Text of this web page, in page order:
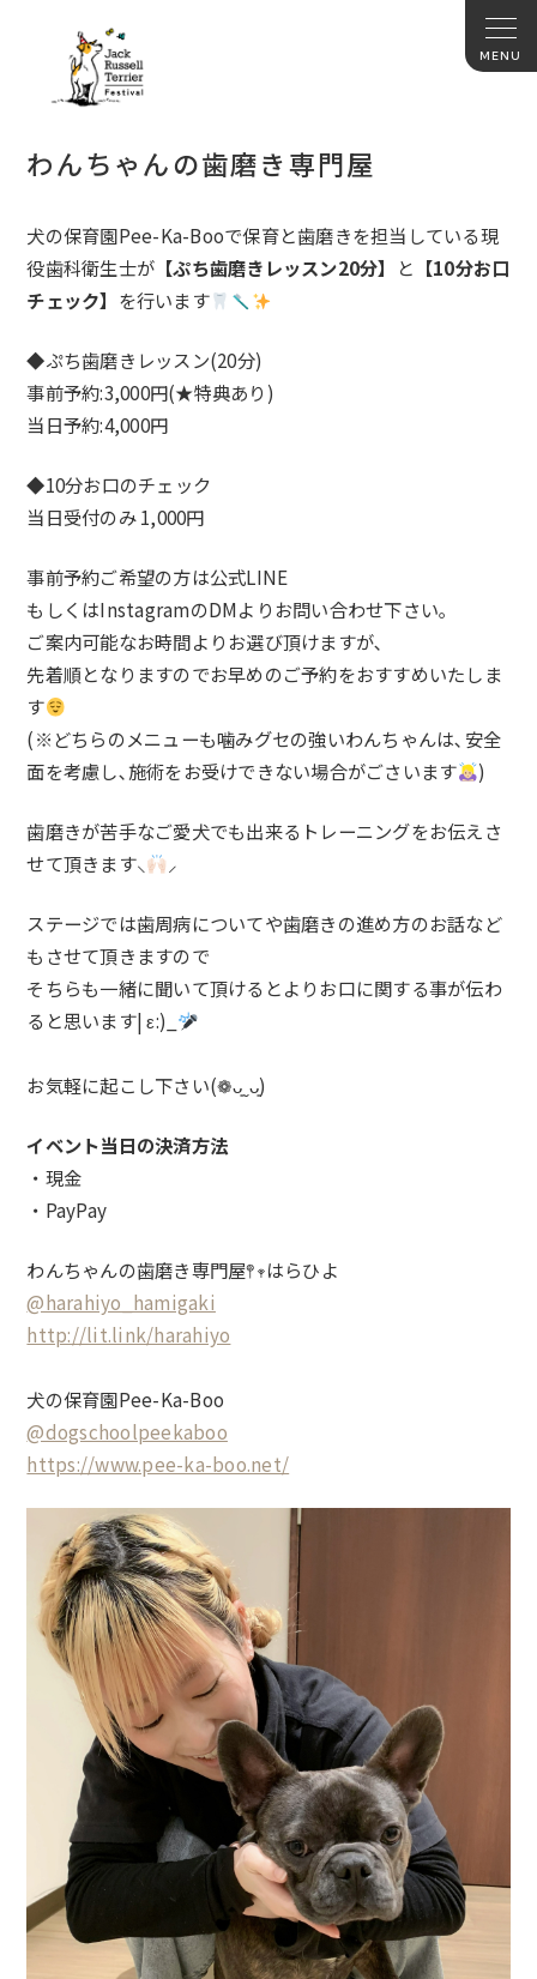
わんちゃんの歯磨き専門屋
犬の保育園Pee-Ka-Booで保育と歯磨きを担当している現
役歯科衛生士が 【ぷち歯磨きレッスン20分】 と 【10分お口
チェック】 を行います
◆ぷち歯磨きレッスン(20分)
事前予約:3,000円(★特典あり)
当日予約:4,000円
◆10分お口のチェック
当日受付のみ 1,000円
事前予約ご希望の方は公式LINE
もしくはInstagramのDMよりお問い合わせ下さい｡
ご案内可能なお時間よりお選び頂けますが､
先着順となりますのでお早めのご予約をおすすめいたしま
す
(※どちらのメニューも噛みグセの強いわんちゃんは､安全
面を考慮し､施術をお受けできない場合がごさいます
)
歯磨きが苦手なご愛犬でも出来るトレーニングをお伝えさ
せて頂きます⸜
⸝‍
ステージでは歯周病についてや歯磨きの進め方のお話など
もさせて頂きますので
そちらも一緒に聞いて頂けるとよりお口に関する事が伝わ
ると思います| ε:)_
お気軽に起こし下さい(❁ᴗ͈ˬᴗ͈)
イベント当日の決済方法
・現金
・PayPay
わんちゃんの歯磨き専門屋𖤣𖥧はらひよ
@harahiyo_hamigaki
http://lit.link/harahiyo
犬の保育園Pee-Ka-Boo
@dogschoolpeekaboo
https://www.pee-ka-boo.net/